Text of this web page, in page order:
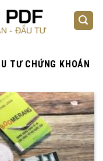
TƯ CHỨNG KHOÁN